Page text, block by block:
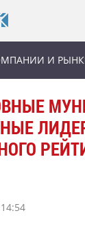
И